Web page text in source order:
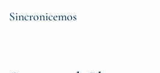
Sincronicemos